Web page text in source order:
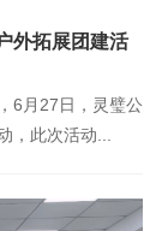
外拓展团建活
6月27日，灵璧公
，此次活动...